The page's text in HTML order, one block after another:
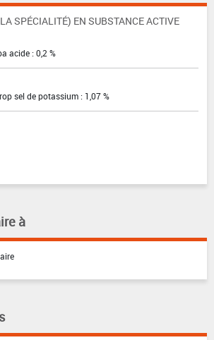
SPÉCIALITÉ) EN SUBSTANCE ACTIVE
acide : 0,2 %
sel de potassium : 1,07 %
à